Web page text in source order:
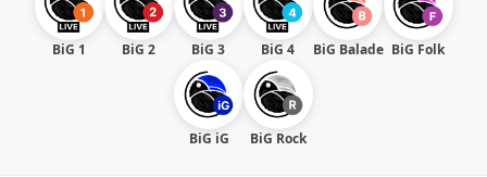
BiG 1 BiG 2 BiG 3 BiG 4 BiG Balade BiG Folk
BiG iG BiG Rock